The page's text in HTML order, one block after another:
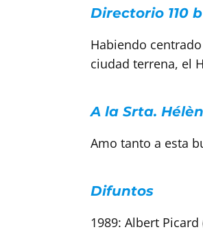
Directorio 110 b
Habiendo
ciudad terrena, el
A la Srta.
Amo tanto a esta
Difuntos
1989: Albert Picard